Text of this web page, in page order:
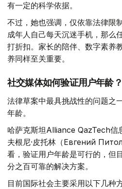
有一定的科学依据。
不过，她也强调，仅依靠法律限
成年人自己每天沉迷手机，那么
打折扣。家长的陪伴、数字素养
养同样至关重要。
社交媒体如何验证用户年龄？
法律草案中最具挑战性的问题之
年龄。
哈萨克斯坦Alliance QazTech信
夫根尼·皮托林（Евгений
看，验证用户年龄是可行的，但
分之百可靠的解决方案。
目前国际社会主要采用以下几种